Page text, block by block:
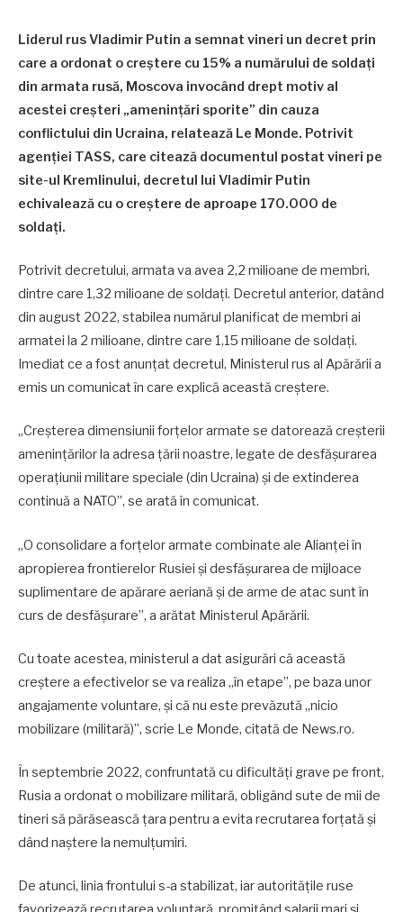
Liderul rus Vladimir Putin a semnat vineri un decret prin
care a ordonat o creştere cu 15% a numărului de soldaţi
din armata rusă, Moscova invocând drept motiv al
acestei creşteri „ameninţări sporite” din cauza
conflictului din Ucraina, relatează Le Monde. Potrivit
agenţiei TASS, care citează documentul postat vineri pe
site-ul Kremlinului, decretul lui Vladimir Putin
echivalează cu o creştere de aproape 170.000 de
soldaţi.
Potrivit decretului, armata va avea 2,2 milioane de membri,
dintre care 1,32 milioane de soldaţi. Decretul anterior, datând
din august 2022, stabilea numărul planificat de membri ai
armatei la 2 milioane, dintre care 1,15 milioane de soldaţi.
Imediat ce a fost anunţat decretul, Ministerul rus al Apărării a
emis un comunicat în care explică această creştere.
„Creşterea dimensiunii forţelor armate se datorează creşterii
ameninţărilor la adresa ţării noastre, legate de desfăşurarea
operaţiunii militare speciale (din Ucraina) şi de extinderea
continuă a NATO”, se arată în comunicat.
„O consolidare a forţelor armate combinate ale Alianţei în
apropierea frontierelor Rusiei şi desfăşurarea de mijloace
suplimentare de apărare aeriană şi de arme de atac sunt în
curs de desfăşurare”, a arătat Ministerul Apărării.
Cu toate acestea, ministerul a dat asigurări că această
creştere a efectivelor se va realiza „în etape”, pe baza unor
angajamente voluntare, şi că nu este prevăzută „nicio
mobilizare (militară)”, scrie Le Monde, citată de News.ro.
În septembrie 2022, confruntată cu dificultăţi grave pe front,
Rusia a ordonat o mobilizare militară, obligând sute de mii de
tineri să părăsească ţara pentru a evita recrutarea forţată şi
dând naştere la nemulţumiri.
De atunci, linia frontului s-a stabilizat, iar autorităţile ruse